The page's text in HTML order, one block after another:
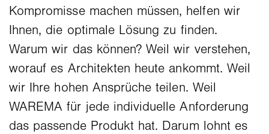
Kompromisse machen müssen, helfen wir
Ihnen, die optimale Lösung zu finden.
Warum wir das können? Weil wir verstehen,
worauf es Architekten heute ankommt. Weil
wir Ihre hohen Ansprüche teilen. Weil
WAREMA für jede individuelle Anforderung
das passende Produkt hat. Darum lohnt es